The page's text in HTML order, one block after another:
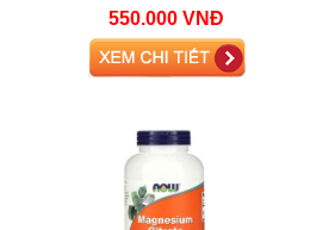
550.000 VNĐ